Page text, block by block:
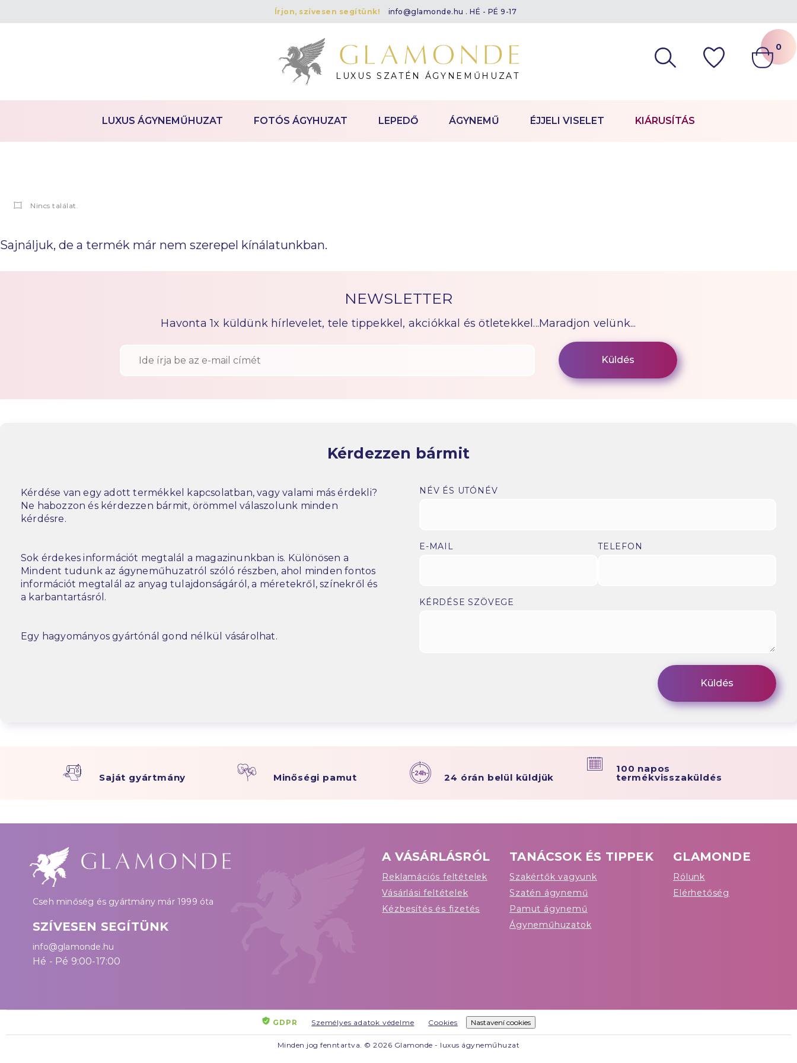
Írjon, szívesen segítünk! info@glamonde.hu . HÉ - PÉ 9-17
LUXUS SZATÉN ÁGYNEMŰHUZAT
0
LUXUS ÁGYNEMŰHUZAT FOTÓS ÁGYHUZAT LEPEDŐ ÁGYNEMŰ ÉJJELI VISELET KIÁRUSÍTÁS
Nincs találat.
Sajnáljuk, de a termék már nem szerepel kínálatunkban.
NEWSLETTER
Havonta 1x küldünk hírlevelet, tele tippekkel, akciókkal és ötletekkel...Maradjon velünk...
Kérdezzen bármit
Kérdése van egy adott termékkel kapcsolatban, vagy valami más érdekli?
Ne habozzon és kérdezzen bármit, örömmel válaszolunk minden
kérdésre.
Sok érdekes információt megtalál a magazinunkban is. Különösen a
Mindent tudunk az ágyneműhuzatról szóló részben, ahol minden fontos
információt megtalál az anyag tulajdonságáról, a méretekről, színekről és
a karbantartásról.
Egy hagyományos gyártónál gond nélkül vásárolhat.
NÉV ÉS UTÓNÉV
E-MAIL TELEFON
KÉRDÉSE SZÖVEGE
Saját gyártmány Minőségi pamut 24 órán belül küldjük
100 napos
termékvisszaküldés
Cseh minőség és gyártmány már 1999 óta
SZÍVESEN SEGÍTÜNK
info@glamonde.hu
Hé - Pé 9:00-17:00
A VÁSÁRLÁSRÓL
Reklamációs feltételek
Vásárlási feltételek
Kézbesítés és fizetés
TANÁCSOK ÉS TIPPEK
Szakértők vagyunk
Szatén ágynemű
Pamut ágynemű
Ágyneműhuzatok
GLAMONDE
Rólunk
Elérhetőség
GDPR Személyes adatok védelme Cookies Nastavení cookies
Minden jog fenntartva. © 2026 Glamonde - luxus ágyneműhuzat